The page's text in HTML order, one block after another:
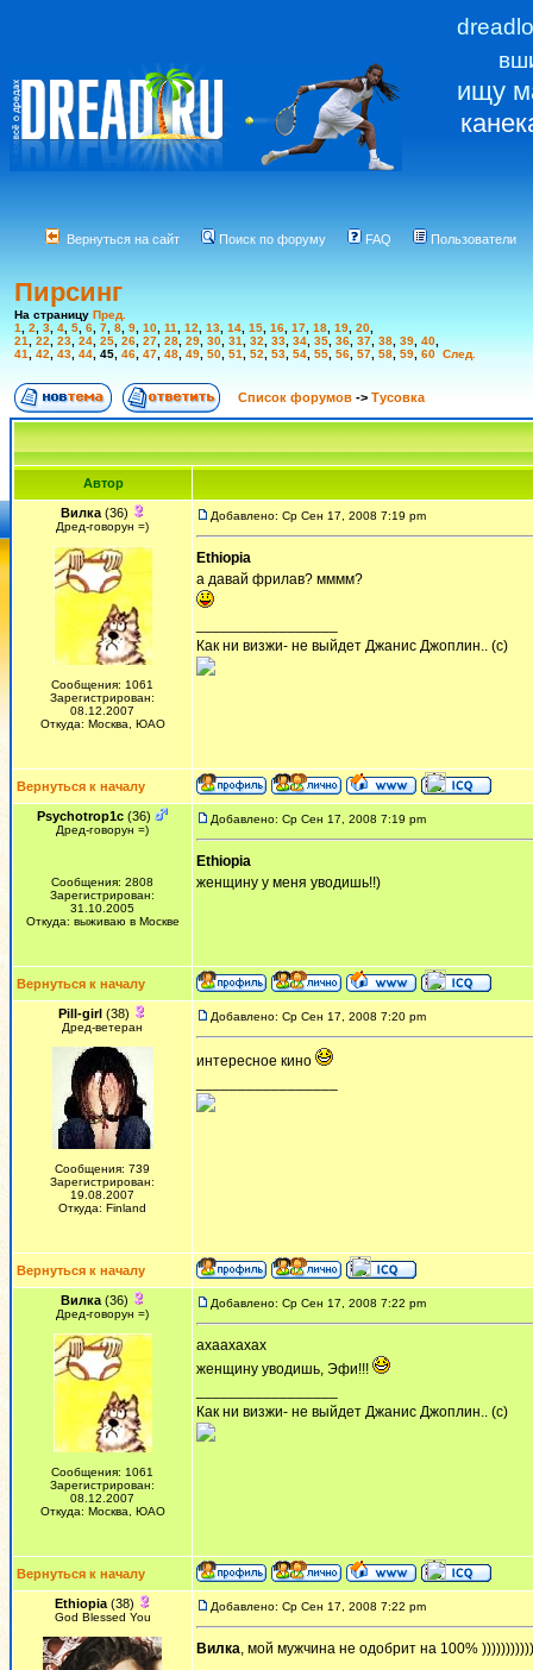
ищу
Вернуться на сайт Поиск по форуму FAQ Пользователи
Пирсинг
На страницу Пред.
1
2 3 4 5 6 7 8 9 10 11 12 13 14 15 16 17 18 19 20
21
22 23 24 25 26 27 28 29 30 31 32 33 34 35 36 37 38 39 40
41
42 43 44 45 46 47 48 49 50 51 52 53 54 55 56 57 58 59 60 След.
Список форумов -> Тусовка
Автор
Вилка(36)
Дред-говорун =)
Сообщения: 1061
Зарегистрирован:
08.12.2007
Откуда: Москва, ЮАО
Добавлено: Ср Сен 17, 2008 7:19 pm
Ethiopia
а давай фрилав? мммм?
Как ни визжи- не выйдет Джанис Джоплин.. (с)
Вернуться к началу
Psychotrop1c (36)
Дред-говорун =)
Сообщения: 2808
Зарегистрирован:
31.10.2005
Откуда: выживаю в Москве
Добавлено: Ср Сен 17, 2008 7:19 pm
Ethiopia
женщину у меня уводишь!!)
Вернуться к началу
Pill-girl (38)
Дред-ветеран
Сообщения: 739
Зарегистрирован:
19.08.2007
Откуда: Finland
Добавлено: Ср Сен 17, 2008 7:20 pm
интересное кино
Вернуться к началу
Вилка(36)
Дред-говорун =)
Сообщения: 1061
Зарегистрирован:
08.12.2007
Откуда: Москва, ЮАО
Добавлено: Ср Сен 17, 2008 7:22 pm
ахаахахах
женщину уводишь, Эфи!!!
Как ни визжи- не выйдет Джанис Джоплин.. (с)
Вернуться к началу
Ethiopia(38)
God Blessed You
Добавлено: Ср Сен 17, 2008 7:22 pm
Вилка, мой мужчина не одобрит на 100%